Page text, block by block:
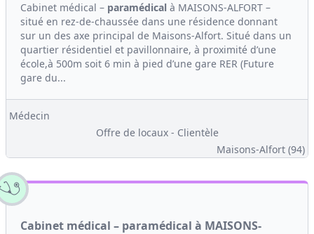
Cabinet médical – paramédical à MAISONS-ALFORT –
situé en rez-de-chaussée dans une résidence donnant
sur un des axe principal de Maisons-Alfort. Situé dans un
quartier résidentiel et pavillonnaire, à proximité d’une
école,à 500m soit 6 min à pied d’une gare RER (Future
gare du...
Médecin
Offre de locaux - Clientèle
Maisons-Alfort (94)
Cabinet médical – paramédical à MAISONS-